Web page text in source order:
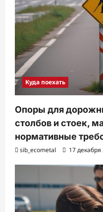
Куда поехать
Опоры для
столбов и стоек,
нормативные
sib_ecometal 17 декабря